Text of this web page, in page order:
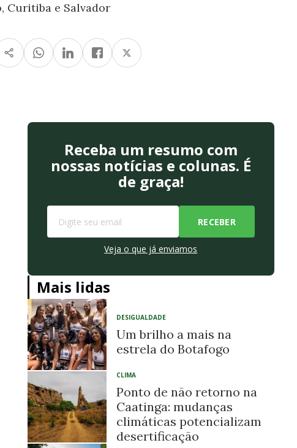
Curitiba e Salvador
Receba um resumo com
nossas notícias e colunas. É
de graça!
Veja o que já enviamos
Mais lidas
DESIGUALDADE
Um brilho a mais na
estrela do Botafogo
CLIMA
Ponto de não retorno na
Caatinga: mudanças
climáticas potencializam
desertificação